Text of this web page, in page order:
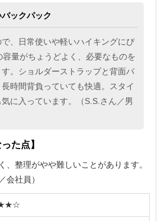
ックパック
、日常使いや軽いハイキングにぴ
量がちょうどよく、必要なものを
。ショルダーストラップと背面パ
時間背負っていても快適。スタイ
に入っています。（S.S.さん／男
た点】
、整理がやや難しいことがあります。
会社員）